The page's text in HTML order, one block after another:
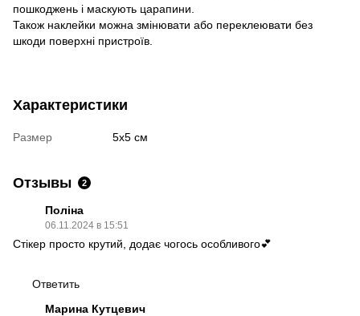
пошкоджень і маскують царапини.
Також наклейки можна змінювати або переклеювати без
шкоди поверхні пристроїв.
Характеристики
Размер 5х5 см
Отзывы 2
Поліна
06.11.2024 в 15:51
Стікер просто крутий, додає чогось особливого💕
Ответить
Марина Кутцевич